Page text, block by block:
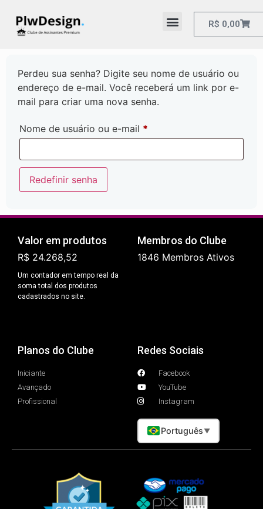
R$ 0,00
Perdeu sua senha? Digite seu nome de usuário ou
endereço de e-mail. Você receberá um link por e-
mail para criar uma nova senha.
Nome de usuário ou e-mail *
Redefinir senha
Valor em produtos
R$ 24.268,52
Um contador em tempo real da
soma total dos produtos
cadastrados no site.
Membros do Clube
1846 Membros Ativos
Planos do Clube
Iniciante
Avançado
Profissional
Redes Sociais
Facebook
YouTube
Instagram
Português ▼